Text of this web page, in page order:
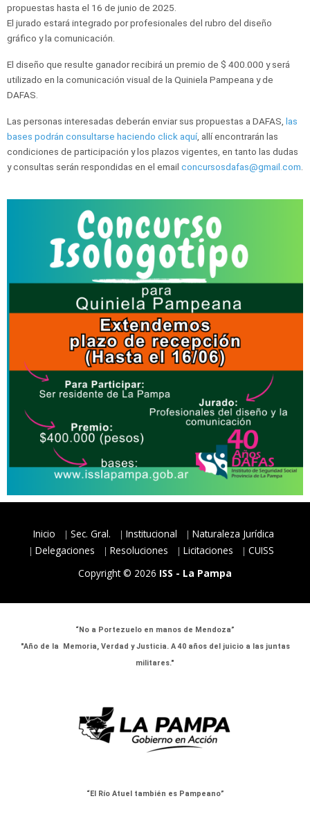
propuestas hasta el 16 de junio de 2025.
El jurado estará integrado por profesionales del rubro del diseño
gráfico y la comunicación.
El diseño que resulte ganador recibirá un premio de $ 400.000 y será
utilizado en la comunicación visual de la Quiniela Pampeana y de
DAFAS.
Las personas interesadas deberán enviar sus propuestas a DAFAS, las
bases podrán consultarse haciendo click aquí, allí encontrarán las
condiciones de participación y los plazos vigentes, en tanto las dudas
y consultas serán respondidas en el email concursosdafas@gmail.com
Inicio Sec. Gral. Institucional
Naturaleza Jurídica
Delegaciones
Resoluciones Licitaciones
CUISS
Copyright © 2026 ISS - La Pampa
“No a Portezuelo en manos de Mendoza”
"Año de la Memoria, Verdad y Justicia. A 40 años del juicio a las juntas
militares."
“El Río Atuel también es Pampeano”